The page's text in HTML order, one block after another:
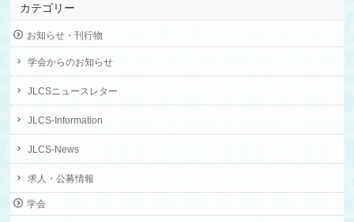
カテゴリー
お知らせ・刊行物
学会からのお知らせ
JLCSニュースレター
JLCS-Information
JLCS-News
求人・公募情報
学会